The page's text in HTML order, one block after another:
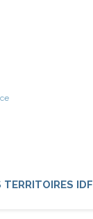
TERRITOIRES IDF